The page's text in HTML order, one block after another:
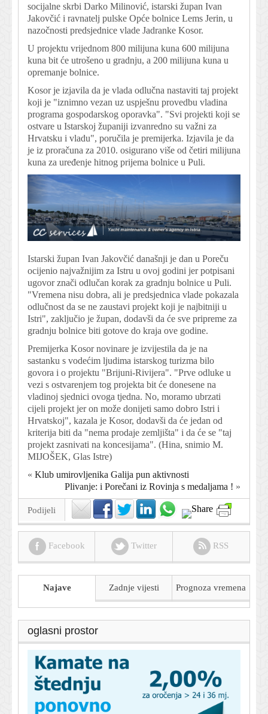
socijalne skrbi Darko Milinović, istarski župan Ivan
Jakovčić i ravnatelj pulske Opće bolnice Lems Jerin, u
nazočnosti predsjednice vlade Jadranke Kosor.
U projektu vrijednom 800 milijuna kuna 600 milijuna
kuna bit će utrošeno u gradnju, a 200 milijuna kuna u
opremanje bolnice.
Kosor je izjavila da je vlada odlučna nastaviti taj projekt
koji je "iznimno vezan uz uspješnu provedbu vladina
programa gospodarskog oporavka". "Svi projekti koji se
ostvare u Istarskoj županiji izvanredno su važni za
Hrvatsku i vladu", poručila je premijerka. Izjavila je da
je iz proračuna za 2010. osigurano više od četiri milijuna
kuna za uređenje hitnog prijema bolnice u Puli.
Istarski župan Ivan Jakovčić današnji je dan u Poreču
ocijenio najvažnijim za Istru u ovoj godini jer potpisani
ugovor znači odlučan korak za gradnju bolnice u Puli.
"Vremena nisu dobra, ali je predsjednica vlade pokazala
odlučnost da se ne zaustavi projekt koji je najbitniji u
Istri", zaključio je župan, dodavši da će sve pripreme za
gradnju bolnice biti gotove do kraja ove godine.
Premijerka Kosor novinare je izvijestila da je na
sastanku s vodećim ljudima istarskog turizma bilo
govora i o projektu "Brijuni-Rivijera". "Prve odluke u
vezi s ostvarenjem tog projekta bit će donesene na
vladinoj sjednici ovoga tjedna. No, moramo ubrzati
cijeli projekt jer on može donijeti samo dobro Istri i
Hrvatskoj", kazala je Kosor, dodavši da će jedan od
kriterija biti da "nema prodaje zemljišta" i da će se "taj
projekt zasnivati na koncesijama". (Hina, snimio M.
MIJOŠEK, Glas Istre)
« Klub umirovljenika Galija pun aktivnosti
Plivanje: i Porečani iz Rovinja s medaljama ! »
Podijeli
Facebook Twitter RSS
Najave Zadnje vijesti Prognoza vremena
oglasni prostor